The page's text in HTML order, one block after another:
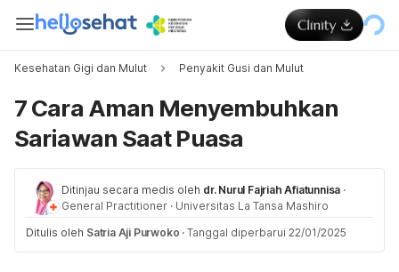
Kesehatan Gigi dan Mulut Penyakit Gusi dan Mulut
7 Cara Aman Menyembuhkan
Sariawan Saat Puasa
Ditinjau secara medis oleh dr. Nurul Fajriah Afiatunnisa ·
General Practitioner · Universitas La Tansa Mashiro
Ditulis oleh Satria Aji Purwoko · Tanggal diperbarui 22/01/2025